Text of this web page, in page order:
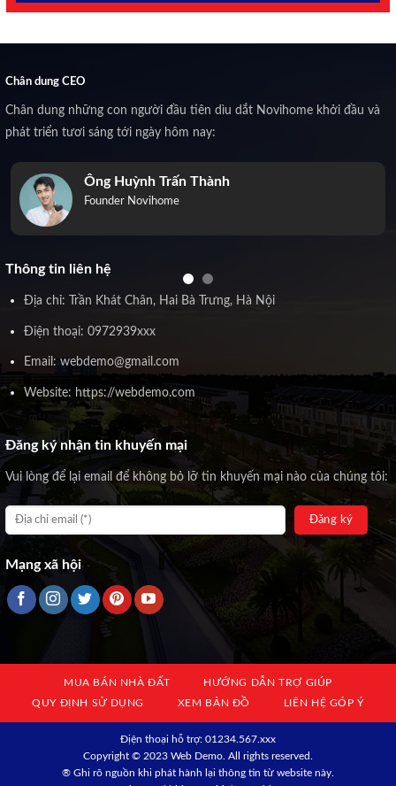
Chân dung CEO
Chân dung những con người đầu tiên dìu dắt Novihome khởi đầu và
phát triển tươi sáng tới ngày hôm nay:
Ông Huỳnh Trấn Thành
Founder Novihome
Thông tin liên hệ
Địa chỉ: Trần Khát Chân, Hai Bà Trưng, Hà Nội
Điện thoại: 0972939xxx
Email: webdemo@gmail.com
Website: https://webdemo.com
Đăng ký nhận tin khuyến mại
Vui lòng để lại email để không bỏ lỡ tin khuyến mại nào của chúng tôi:
Mạng xã hội
MUA BÁN NHÀ ĐẤT
HƯỚNG DẪN TRỢ GIÚP
QUY ĐỊNH SỬ DỤNG
XEM BẢN ĐỒ LIÊN HỆ GÓP Ý
Địện thoại hỗ trợ: 01234.567.xxx
Copyright © 2023 Web Demo. All rights reserved.
® Ghi rõ nguồn khi phát hành lại thông tin từ website này.